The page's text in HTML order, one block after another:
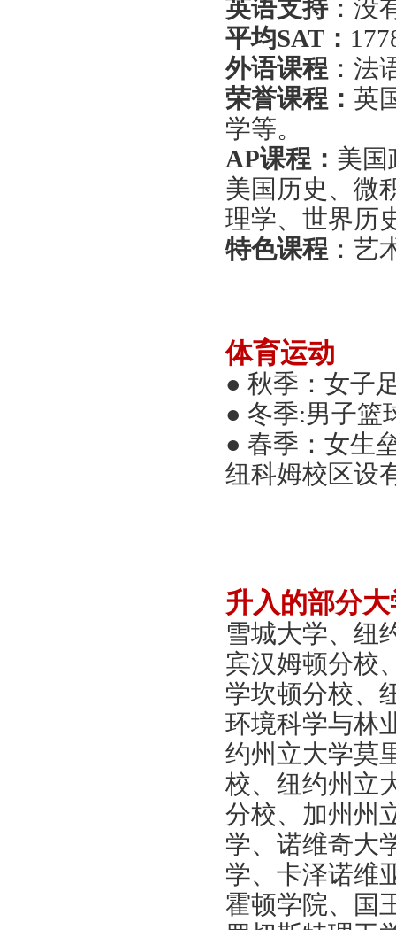
英语支持： 没
平均SAT：
外语课程 ：法
荣誉课程： 英
学等。
AP课程： 美国
美国历史、微
理学、世界历
特色课程 ：艺
体育运动
● 秋季：女子
● 冬季:男子篮
● 春季：女生
纽科姆校区设
升入的部分大
雪城大学、纽
宾汉姆顿分校
学坎顿分校、
环境科学与林
约州立大学莫
校、纽约州立
分校、加州州
学、诺维奇大
学、卡泽诺维
霍顿学院、国